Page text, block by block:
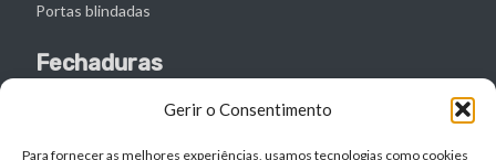
Gerir o Consentimento
Para fornecer as melhores experiências, usamos tecnologias como cookies
Portas blindadas
Fechaduras
Abertura de fechaduras